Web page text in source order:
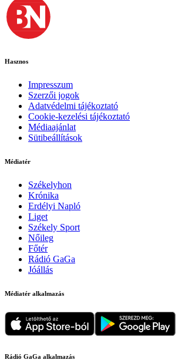
Hasznos
Impresszum
Szerzői jogok
Adatvédelmi tájékoztató
Cookie-kezelési tájékoztató
Médiaajánlat
Sütibeállítások
Médiatér
Székelyhon
Krónika
Erdélyi Napló
Liget
Székely Sport
Nőileg
Főtér
Rádió GaGa
Jóállás
Médiatér alkalmazás
Rádió GaGa alkalmazás